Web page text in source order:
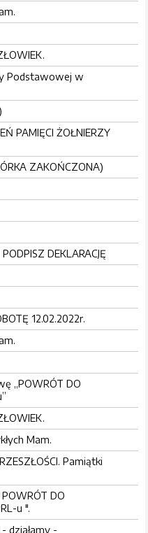
Podstawowej w
PAMIĘCI ŻOŁNIERZY
ZAKOŃCZONA)
DEKLARACJĘ
12.02.2022r.
„POWRÓT DO
Mam.
Pamiątki
DO
u ".
- działamy -